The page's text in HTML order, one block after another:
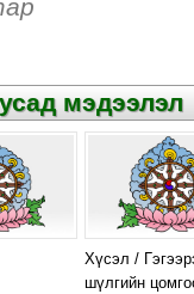
мэдээлэл
Хүсэл /
шүлгийн